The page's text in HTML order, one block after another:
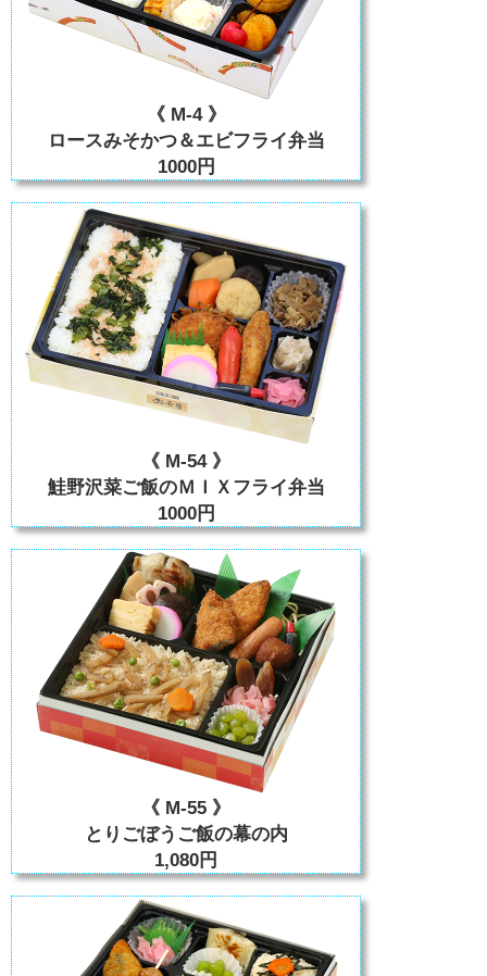
《 M-4 》
ロースみそかつ＆エビフライ弁当
1000円
《 M-54 》
鮭野沢菜ご飯のＭＩＸフライ弁当
1000円
《 M-55 》
とりごぼうご飯の幕の内
1,080円